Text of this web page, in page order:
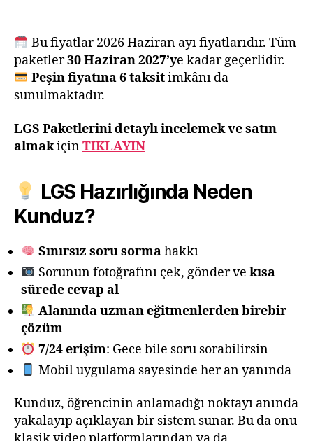
Bu fiyatlar 2026 Haziran ayı fiyatlarıdır. Tüm
paketler30 Haziran 2027’ye kadar geçerlidir.
Peşin fiyatına 6 taksitimkânı da
sunulmaktadır.
LGS Paketlerini detaylı incelemek ve satın
almakiçinTIKLAYIN
LGS Hazırlığında Neden
Kunduz?
Sınırsız soru sormahakkı
Sorunun fotoğrafını çek, gönder ve kısa
sürede cevap al
Alanında uzman eğitmenlerden birebir
çözüm
7/24 erişim: Gece bile soru sorabilirsin
Mobil uygulama sayesinde her an yanında
Kunduz, öğrencinin anlamadığı noktayı anında
yakalayıp açıklayan bir sistem sunar. Bu da onu